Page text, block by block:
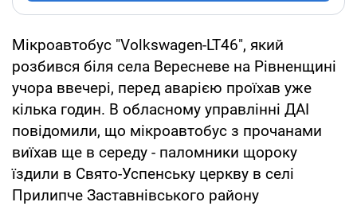
Мікроавтобус "Volkswagen-LT46", який
розбився біля села Вересневе на Рівненщині
учора ввечері, перед аварією проїхав уже
кілька годин. В обласному управлінні ДАІ
повідомили, що мікроавтобус з прочанами
виїхав ще в середу - паломники щороку
їздили в Свято-Успенську церкву в селі
Прилипче Заставнівського району